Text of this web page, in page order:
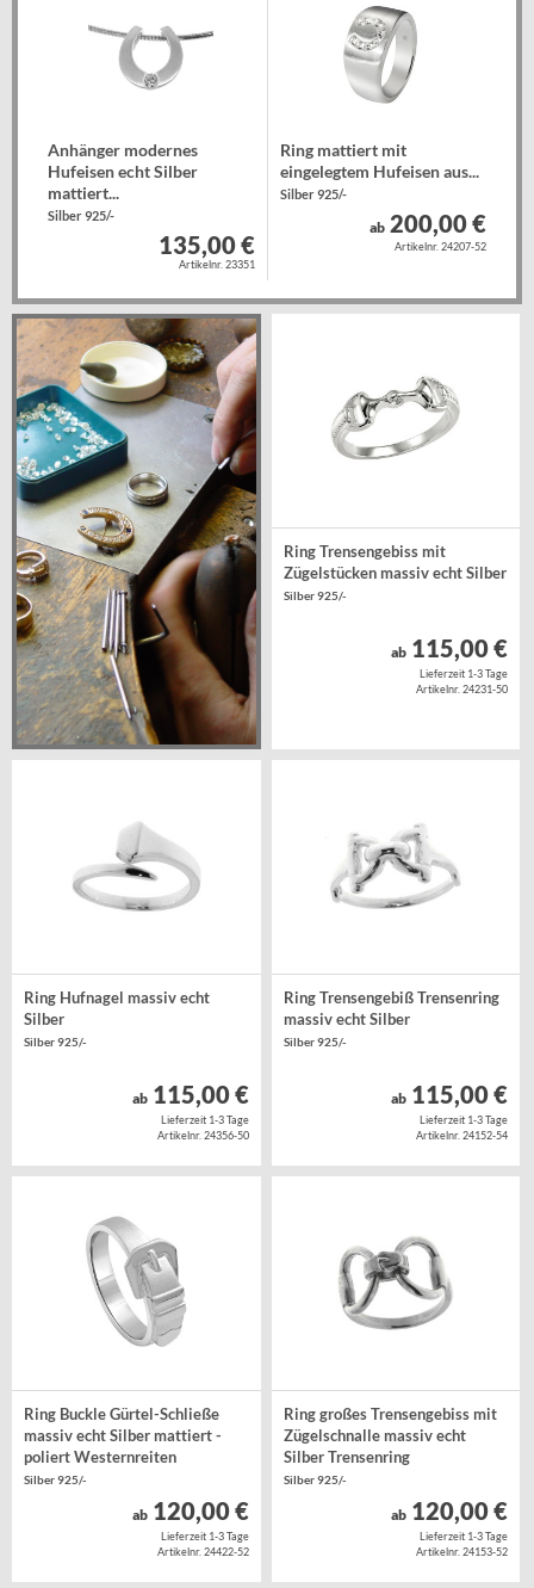
Anhänger modernes
Hufeisen echt Silber
mattiert...
Silber 925/-
135,00 €
Artikelnr. 23351
Ring mattiert mit
eingelegtem Hufeisen aus...
Silber 925/-
ab 200,00 €
Artikelnr. 24207-52
Ring Trensengebiss mit
Zügelstücken massiv echt Silber
Silber 925/-
ab 115,00 €
Lieferzeit 1-3 Tage
Artikelnr. 24231-50
Ring Hufnagel massiv echt
Silber
Silber 925/-
ab115,00 €
Lieferzeit 1-3 Tage
Artikelnr. 24356-50
Ring Trensengebiß Trensenring
massiv echt Silber
Silber 925/-
ab 115,00 €
Lieferzeit 1-3 Tage
Artikelnr. 24152-54
Ring Buckle Gürtel-Schließe
massiv echt Silber mattiert -
poliert Westernreiten
Silber 925/-
ab120,00 €
Lieferzeit 1-3 Tage
Artikelnr. 24422-52
Ring großes Trensengebiss mit
Zügelschnalle massiv echt
Silber Trensenring
Silber 925/-
ab 120,00 €
Lieferzeit 1-3 Tage
Artikelnr. 24153-52